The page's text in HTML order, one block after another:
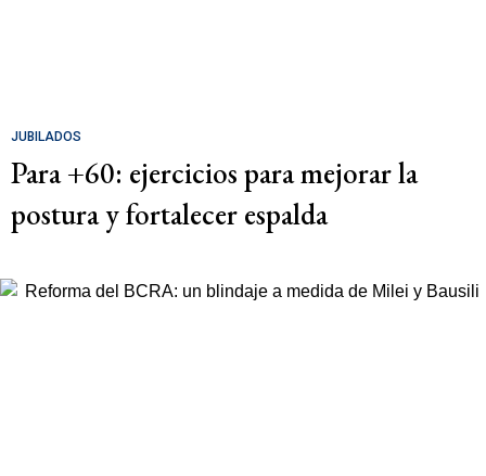
JUBILADOS
Para +60: ejercicios para mejorar la
postura y fortalecer espalda